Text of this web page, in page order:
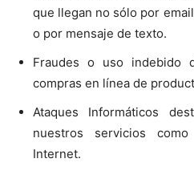
que llegan no sólo por
o por mensaje de texto.
Fraudes o uso indebido
compras en línea de
Ataques Informáticos
nuestros servicios
Internet.